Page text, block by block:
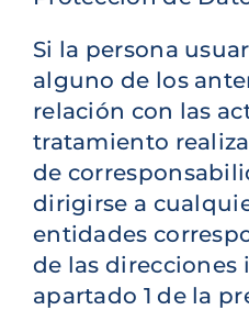
Si la persona
alguno de los
relación con las
tratamiento
de
dirigirse a
entidades
de las direcciones
apartado 1 de la